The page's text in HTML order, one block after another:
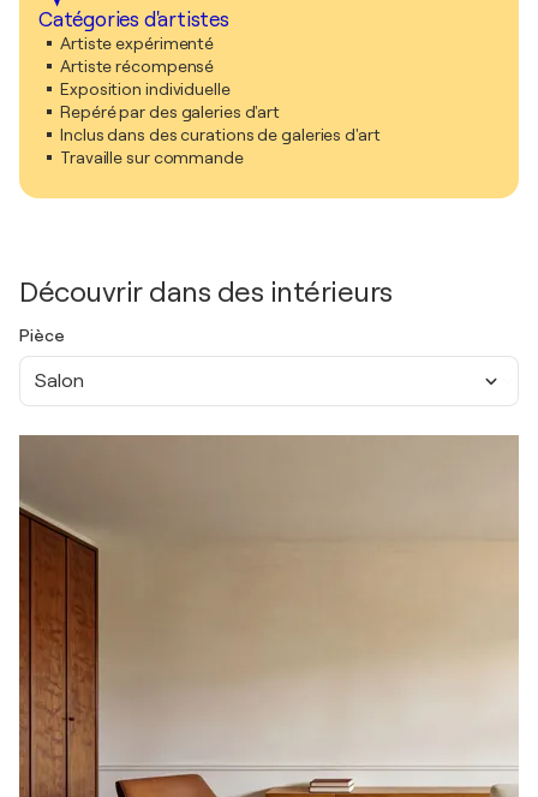
Catégories d'artistes
Artiste expérimenté
Artiste récompensé
Exposition individuelle
Repéré par des galeries d'art
Inclus dans des curations de galeries d'art
Travaille sur commande
Découvrir dans des intérieurs
Pièce
Salon